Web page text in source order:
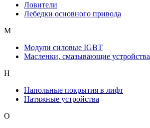
Ловители
Лебедки основного привода
М
Модули силовые IGBT
Масленки, смазывающие устройства
Н
Напольные покрытия в лифт
Натяжные устройства
О